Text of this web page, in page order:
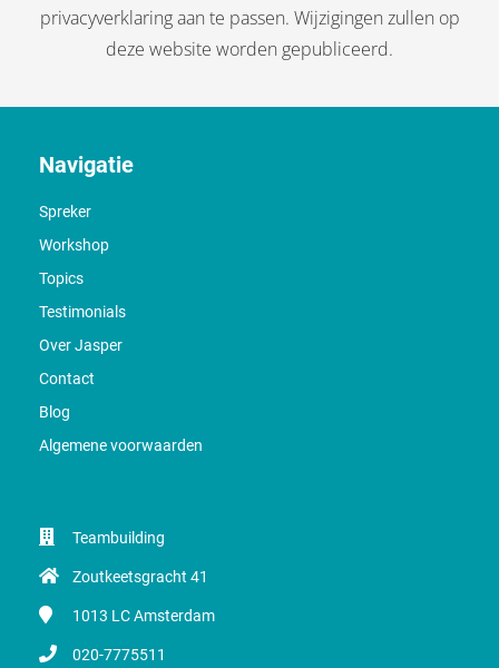
privacyverklaring aan te passen. Wijzigingen zullen op
deze website worden gepubliceerd.
Navigatie
Spreker
Workshop
Topics
Testimonials
Over Jasper
Contact
Blog
Algemene voorwaarden
Teambuilding
Zoutkeetsgracht 41
1013 LCAmsterdam
020-7775511